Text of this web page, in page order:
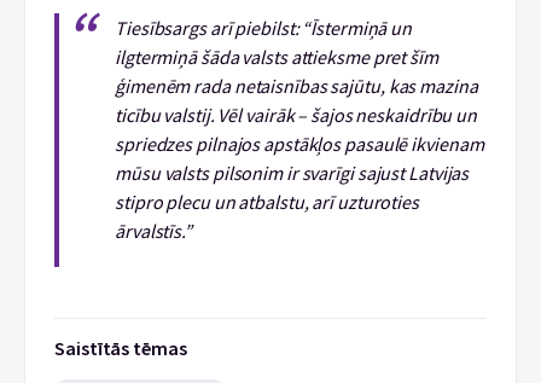
Tiesībsargs arī piebilst: “Īstermiņā un
ilgtermiņā šāda valsts attieksme pret šīm
ģimenēm rada netaisnības sajūtu, kas mazina
ticību valstij. Vēl vairāk – šajos neskaidrību un
spriedzes pilnajos apstākļos pasaulē ikvienam
mūsu valsts pilsonim ir svarīgi sajust Latvijas
stipro plecu un atbalstu, arī uzturoties
ārvalstīs.”
Saistītās tēmas